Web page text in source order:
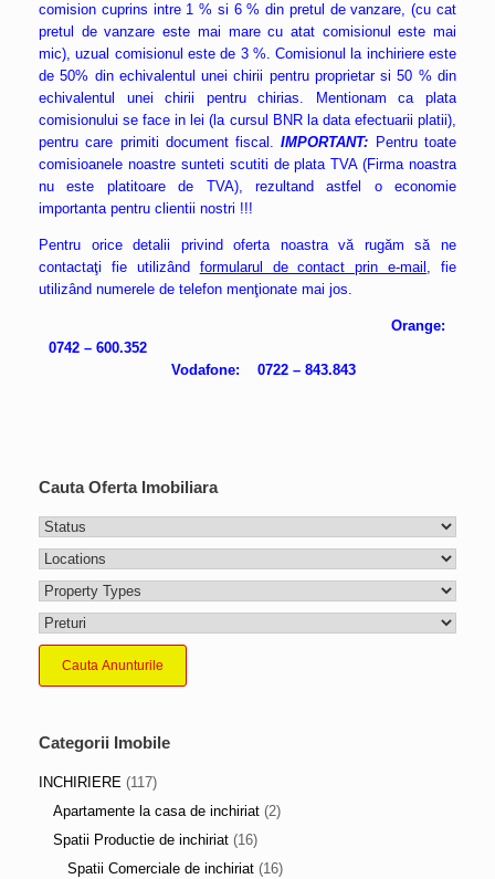
comision cuprins intre 1 % si 6 % din pretul de vanzare, (cu cat
pretul de vanzare este mai mare cu atat comisionul este mai
mic), uzual comisionul este de 3 %. Comisionul la inchiriere este
de 50% din echivalentul unei chirii pentru proprietar si 50 % din
echivalentul unei chirii pentru chirias. Mentionam ca plata
comisionului se face in lei (la cursul BNR la data efectuarii platii),
pentru care primiti document fiscal.IMPORTANT: Pentru toate
comisioanele noastre sunteti scutiti de plata TVA (Firma noastra
nu este platitoare de TVA), rezultand astfel o economie
importanta pentru clientii nostri !!!
Pentru orice detalii privind oferta noastra vă rugăm să ne
contactaţi fie utilizând formularul de contact prin e-mail , fie
utilizând numerele de telefon menţionate mai jos.
Orange:
0742 – 600.352
Vodafone: 0722 – 843.843
Cauta Oferta Imobiliara
Cauta Anunturile
Categorii Imobile
INCHIRIERE (117)
Apartamente la casa de inchiriat (2)
Spatii Productie de inchiriat (16)
Spatii Comerciale de inchiriat (16)